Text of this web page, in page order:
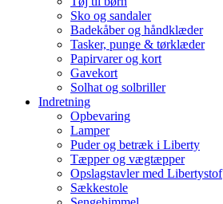
Sko og sandaler
Badekåber og håndklæder
Tasker, punge & tørklæder
Papirvarer og kort
Gavekort
Solhat og solbriller
Indretning
Opbevaring
Lamper
Puder og betræk i Liberty
Tæpper og vægtæpper
Opslagstavler med Libertystof
Sækkestole